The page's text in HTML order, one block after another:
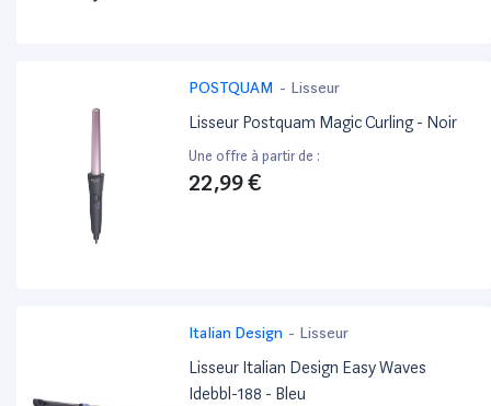
POSTQUAM - Lisseur
Lisseur Postquam Magic Curling - Noir
Une offre à partir de :
22,99 €
Italian Design - Lisseur
Lisseur Italian Design Easy Waves
Idebbl-188 - Bleu